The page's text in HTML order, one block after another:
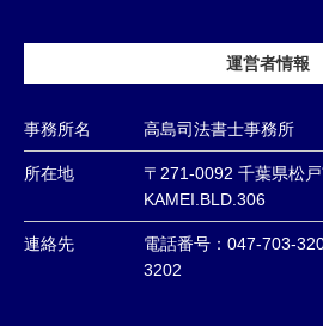
運営者情報
事務所名 高島司法書士事務所
所在地
〒271-0092 千葉県松
KAMEI.BLD.306
連絡先
電話番号：047-703-
3202